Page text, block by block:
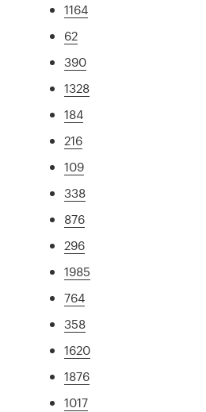
1164
62
390
1328
184
216
109
338
876
296
1985
764
358
1620
1876
1017